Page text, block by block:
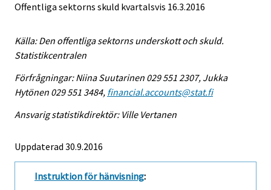
Offentliga sektorns skuld kvartalsvis 16.3.2016
Källa: Den offentliga sektorns underskott och skuld.
Statistikcentralen
Förfrågningar: Niina Suutarinen 029 551 2307, Jukka
Hytönen 029 551 3484, financial.accounts@stat.fi
Ansvarig statistikdirektör: Ville Vertanen
Uppdaterad 30.9.2016
Instruktion för hänvisning: